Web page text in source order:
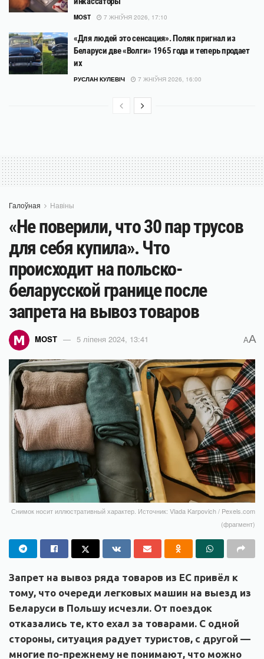
MOST 7 ЖНІЎНЯ 2026, 17:10
«Для людей это сенсация». Поляк пригнал из
Беларуси две «Волги» 1965 года и теперь продает
их
РУСЛАН КУЛЕВІЧ 7 ЖНІЎНЯ 2026, 16:00
Галоўная Навіны
«Не поверили, что 30 пар трусов
для себя купила». Что
происходит на польско-
беларусской границе после
запрета на вывоз товаров
MOST 5 ліпеня 2024, 13:41 AA
Снимок носит иллюстративный характер. Источник: Vlada Karpovich / Pexels.com
(фрагмент)
Запрет на вывоз ряда товаров из ЕС привёл к
тому, что очереди легковых машин на выезд из
Беларуси в Польшу исчезли. От поездок
отказались те, кто ехал за товарами. С одной
стороны, ситуация радует туристов, с другой —
многие по-прежнему не понимают, что можно